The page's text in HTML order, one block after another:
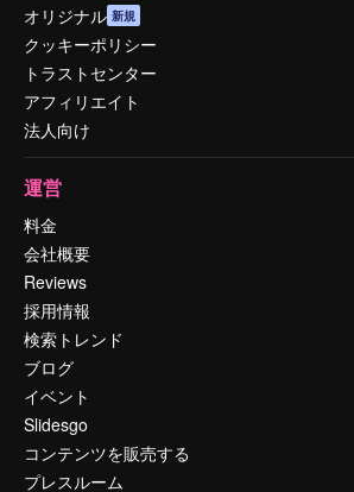
オリジナル 新規
クッキーポリシー
トラストセンター
アフィリエイト
法人向け
運営
料金
会社概要
Reviews
採用情報
検索トレンド
ブログ
イベント
Slidesgo
コンテンツを販売する
プレスルーム